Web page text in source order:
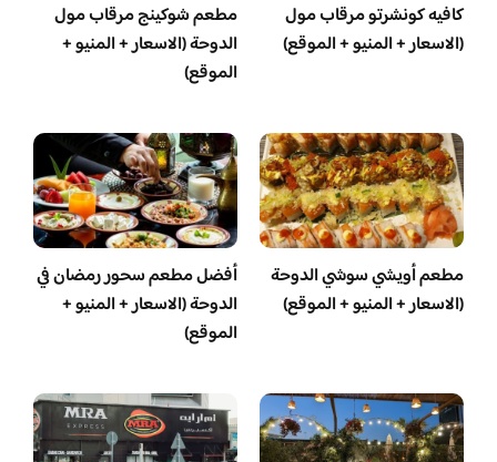
كافيه كونشرتو مرقاب مول
(الاسعار + المنيو + الموقع)
مطعم شوكينج مرقاب مول
الدوحة (الاسعار + المنيو +
الموقع)
مطعم أويشي سوشي الدوحة
(الاسعار + المنيو + الموقع)
أفضل مطعم سحور رمضان في
الدوحة (الاسعار + المنيو +
الموقع)